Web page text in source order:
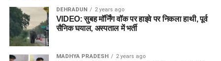
DEHRADUN 2 years ago
VIDEO: सुबह मॉर्निंग वॉक पर हाइवे पर निकला हाथी, पूर्व
सैनिक घयाल, अस्पताल में भर्ती
MADHYA PRADESH 2 years ago